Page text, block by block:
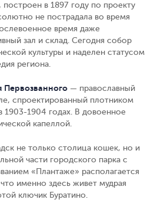
построен в 1897 году по проекту
не пострадала во время
время даже
зал и склад. Сегодня собор
культуры и наделен статусом
региона.
Первозванного — православный
спроектированный плотником
1903-1904 годах. В довоенное
капеллой.
не только столица кошек, но и
части городского парка с
«Плантаже» располагается
именно здесь живет мудрая
ключик Буратино.